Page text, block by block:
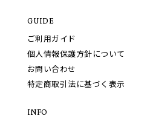
GUIDE
ご利用ガイド
個人情報保護方針について
お問い合わせ
特定商取引法に基づく表示
INFO